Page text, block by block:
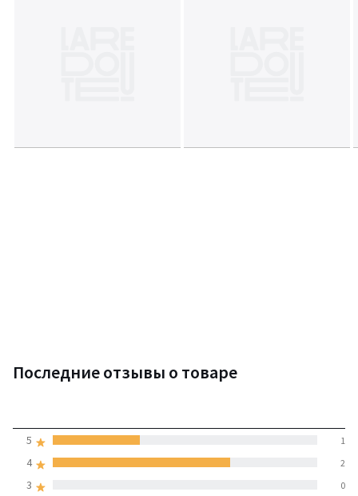
Последние отзывы о товаре
средняя оценка
3 0
4 2
5 1